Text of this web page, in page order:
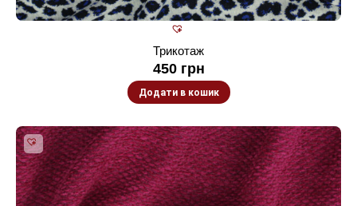
Трикотаж
450 грн
Додати в кошик